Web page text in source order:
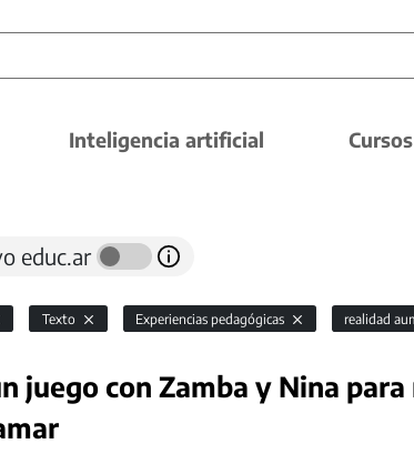
Inteligencia artificial Cursos
educ.ar
Texto Experiencias pedagógicas realidad
juego con Zamba y Nina